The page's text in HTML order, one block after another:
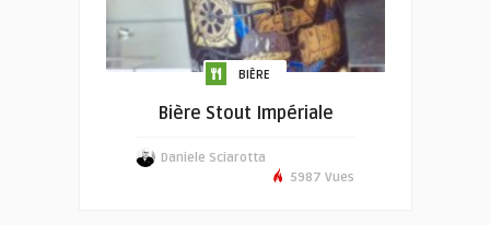
BIÈRE
Bière Stout Impériale
Daniele Sciarotta
5987 Vues